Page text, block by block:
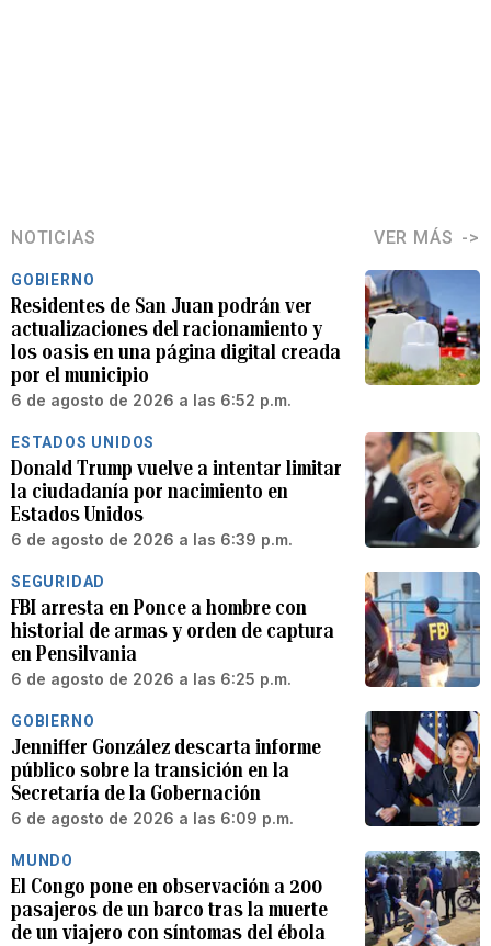
NOTICIAS VER MÁS
GOBIERNO
Residentes de San Juan podrán ver
actualizaciones del racionamiento y
los oasis en una página digital creada
por el municipio
6 de agosto de 2026 a las 6:52 p.m.
ESTADOS UNIDOS
Donald Trump vuelve a intentar limitar
la ciudadanía por nacimiento en
Estados Unidos
6 de agosto de 2026 a las 6:39 p.m.
SEGURIDAD
FBI arresta en Ponce a hombre con
historial de armas y orden de captura
en Pensilvania
6 de agosto de 2026 a las 6:25 p.m.
GOBIERNO
Jenniffer González descarta informe
público sobre la transición en la
Secretaría de la Gobernación
6 de agosto de 2026 a las 6:09 p.m.
MUNDO
El Congo pone en observación a 200
pasajeros de un barco tras la muerte
de un viajero con síntomas del ébola